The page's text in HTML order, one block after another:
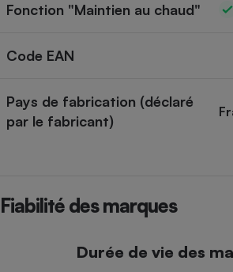
Fonction "Maintien au chaud"
Code EAN
Pays de fabrication (déclaré
par le fabricant)
Fiabilité des marques
Durée de vie des